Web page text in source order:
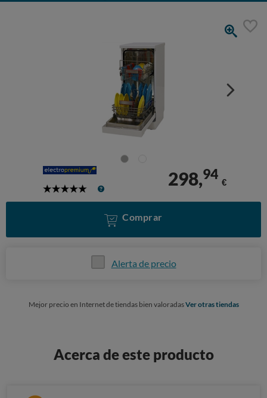
5
298,94
€
Comprar
Alerta de precio
Mejor precio en Internet de tiendas bien valoradasVer otras tiendas
Acerca de este producto